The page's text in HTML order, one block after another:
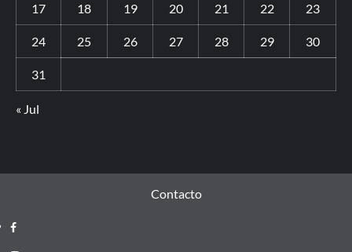
17 18 19 20 21 22 23
24 25 26 27 28 29 30
31
« Jul
Contacto